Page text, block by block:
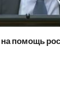
помощь